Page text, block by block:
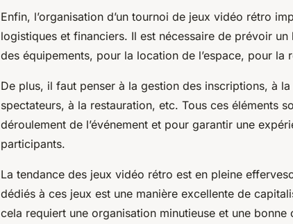
Enfin, l’organisation d’un tournoi de jeux vidéo rétro
logistiques et financiers. Il est nécessaire de prévoir
des équipements, pour la location de l’espace, pour la
De plus, il faut penser à la gestion des inscriptions, à
spectateurs, à la restauration, etc. Tous ces éléments
déroulement de l’événement et pour garantir une
participants.
La tendance des jeux vidéo rétro est en pleine
dédiés à ces jeux est une manière excellente de
cela requiert une organisation minutieuse et une